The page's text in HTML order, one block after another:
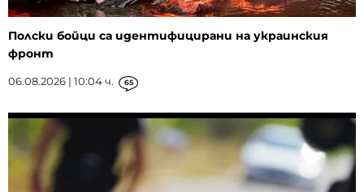
Полски бойци са идентифицирани на украинския
фронт
06.08.2026 | 10:04 ч. 65